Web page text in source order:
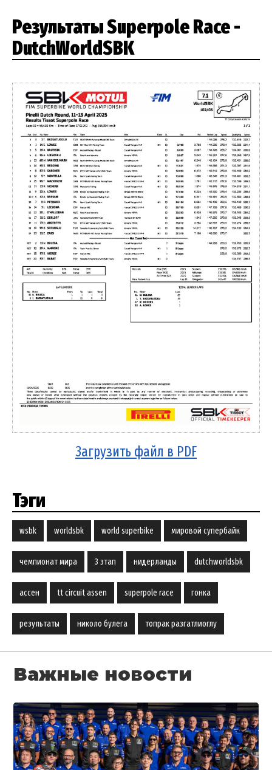
Результаты Superpole Race -
DutchWorldSBK
Загрузить файл в PDF
Тэги
wsbk worldsbk world superbike мировой супербайк
чемпионат мира 3 этап нидерланды dutchworldsbk
ассен tt circuit assen superpole race гонка
результаты николо булега топрак разгатлиоглу
Важные новости